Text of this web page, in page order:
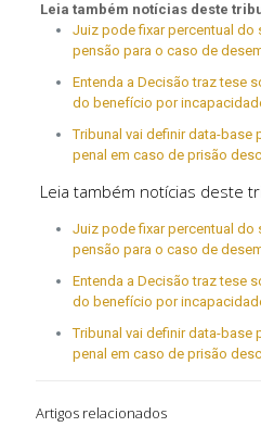
Leia também notícias deste
Juiz pode fixar percentual do
pensão para o caso de
Entenda a Decisão traz tese
do benefício por
Tribunal vai definir data-base
penal em caso de prisão
Leia também notícias deste
Juiz pode fixar percentual do
pensão para o caso de
Entenda a Decisão traz tese
do benefício por
Tribunal vai definir data-base
penal em caso de prisão
Artigos relacionados